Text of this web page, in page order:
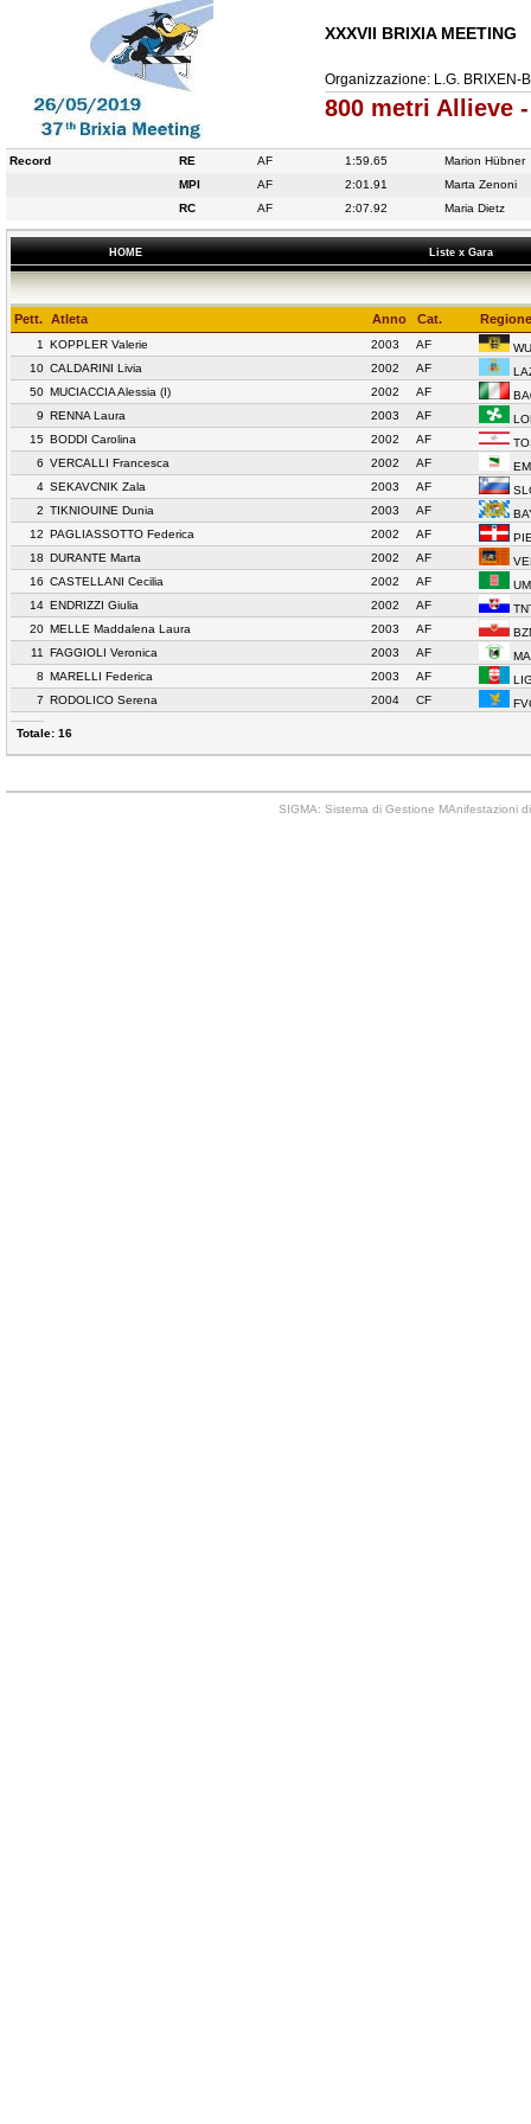
XXXVII BRIXIA MEETING
Organizzazione: L.G. BRIXEN-
800 metri Allieve -
Record RE AF 1:59.65
Marion Hübner
MPI
AF 2:01.91
Marta Zenoni
RC
AF 2:07.92 Maria Dietz
HOME Liste x Gara
Pett. Atleta Anno Cat.
1 KOPPLER Valerie 2003 AF
10 CALDARINI Livia 2002 AF
50 MUCIACCIA Alessia (I) 2002 AF
9 RENNA Laura 2003 AF
15 BODDI Carolina 2002 AF
6 VERCALLI Francesca 2002 AF
4 SEKAVCNIK Zala 2003 AF
2 TIKNIOUINE Dunia 2003 AF
12 PAGLIASSOTTO Federica 2002 AF
18 DURANTE Marta 2002 AF
16 CASTELLANI Cecilia 2002 AF
14 ENDRIZZI Giulia 2002 AF
20 MELLE Maddalena Laura 2003 AF
11
FAGGIOLI Veronica 2003 AF
8 MARELLI Federica 2003 AF
7 RODOLICO Serena 2004 CF
Totale: 16
SIGMA: Sistema di Gestione MAnifestazioni